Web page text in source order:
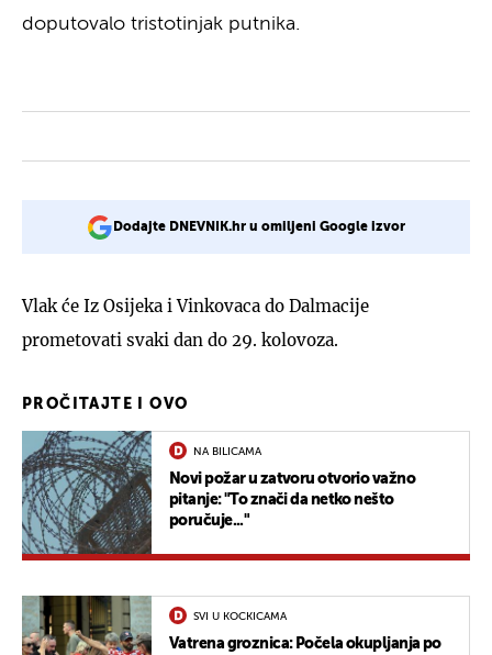
doputovalo tristotinjak putnika.
Dodajte DNEVNIK.hr u omiljeni Google izvor
Vlak će Iz Osijeka i Vinkovaca do Dalmacije
prometovati svaki dan do 29. kolovoza.
PROČITAJTE I OVO
NA BILICAMA
Novi požar u zatvoru otvorio važno
pitanje: "To znači da netko nešto
poručuje..."
SVI U KOCKICAMA
Vatrena groznica: Počela okupljanja po